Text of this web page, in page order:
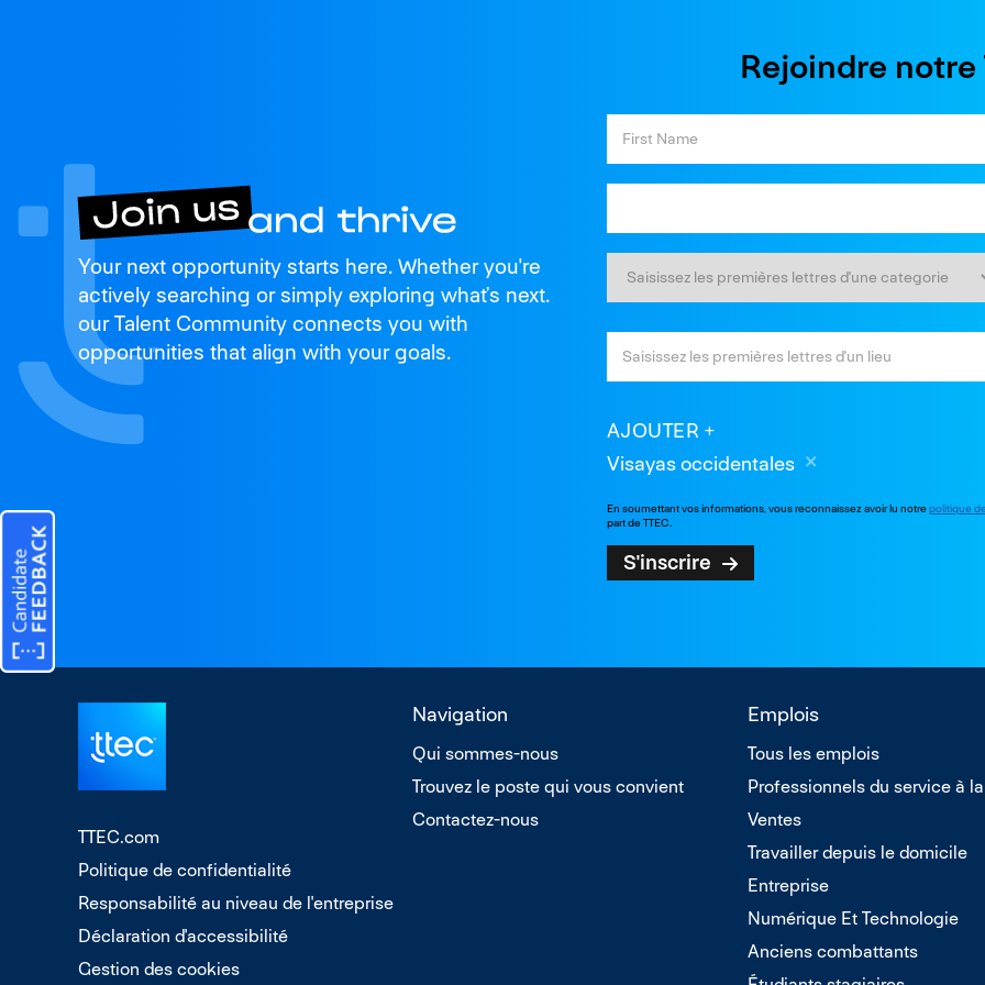
Join us
and thrive
Your next opportunity starts here. Whether you're
actively searching or simply exploring what’s next.
our Talent Community connects you with
opportunities that align with your goals.
Rejoindre
AJOUTER
Visayas occidentales
En soumettant vos informations, vous reconnaissez avoir lu notrepolitique
part de TTEC.
S'inscrire
TTEC.com
Politique de confidentialité
Responsabilité au niveau de l'entreprise
Déclaration d'accessibilité
Gestion des cookies
Navigation
Qui sommes-nous
Trouvez le poste qui vous convient
Contactez-nous
Emplois
Tous les emplois
Professionnels du service à
Ventes
Travailler depuis le domicile
Entreprise
Numérique Et Technologie
Anciens combattants